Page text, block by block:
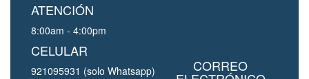
ATENCIÓN
8:00am - 4:00pm
CELULAR
921095931 (solo Whatsapp) CORREO